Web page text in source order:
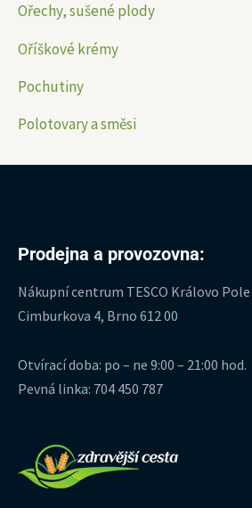
Ořechy, sušené plody
Oříškové krémy
Pochutiny
Polotovary a směsi
Prodejna a provozovna:
Nákupní centrum TESCO Královo Pole
Cimburkova 4, Brno 612 00
Otvírací doba: po – ne 9:00 – 21:00 hod.
Pevná linka: 704 450 787